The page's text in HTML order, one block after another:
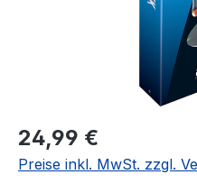
Regulärer Preis:
24,99 €
Preise inkl. MwSt. zzgl.